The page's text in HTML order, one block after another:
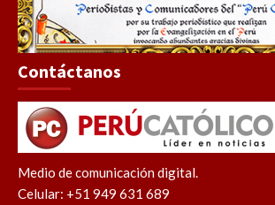
Contáctanos
Medio de comunicación digital.
Celular: +51 949 631 689